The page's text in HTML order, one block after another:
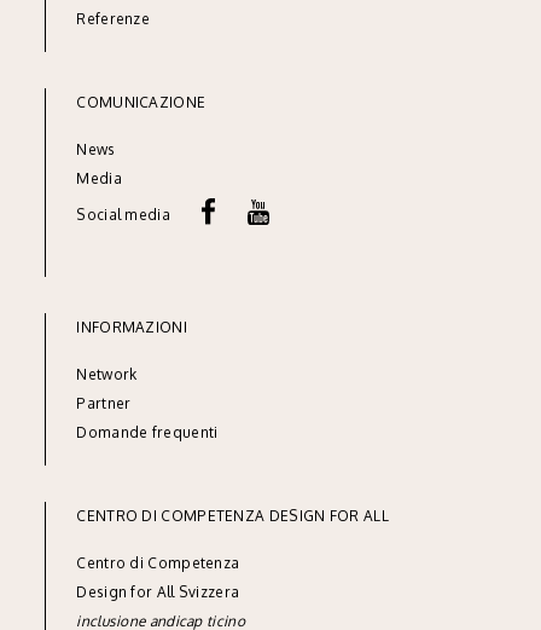
Referenze
COMUNICAZIONE
News
Media
Social media
INFORMAZIONI
Network
Partner
Domande frequenti
CENTRO DI COMPETENZA DESIGN FOR ALL
Centro di Competenza
Design for All Svizzera
inclusione andicap ticino